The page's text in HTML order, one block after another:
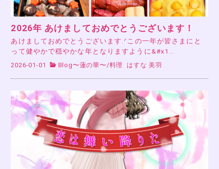
2026年 あけましておめでとうございます！
あけましておめでとうございます.ᐟこの一年が皆さまにと
って健やかで穏やかな年となりますように&#x1…
2026-01-01 Blog〜蓮の華〜 /料理 はすな 美羽